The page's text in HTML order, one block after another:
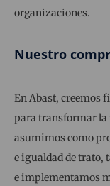
organizaciones.
Nuestro
En Abast, creemos
para transformar la
asumimos como
eigualdad de trato,
e implementamos